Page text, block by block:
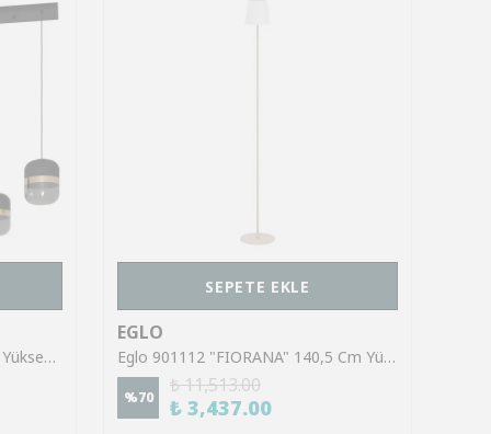
Eglo 39921 "SINSIGA" 150 Cm Yüksekliğinde Çelik Siyah Sarkıt Avize
SEPETE EKLE
EGLO
Eglo 901112 "FIORANA" 140,5 Cm Yüksekliğinde Çelik Köşe Lambası Lambader
%70
₺ 11,513.00
₺ 3,437.00